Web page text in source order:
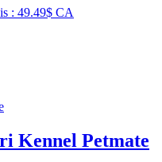
: 49.49$ CA
Kennel Petmate